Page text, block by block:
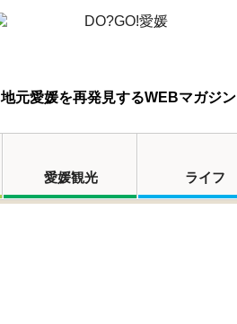
地元愛媛を再発見するWEBマガジン
愛媛観光 ライフ